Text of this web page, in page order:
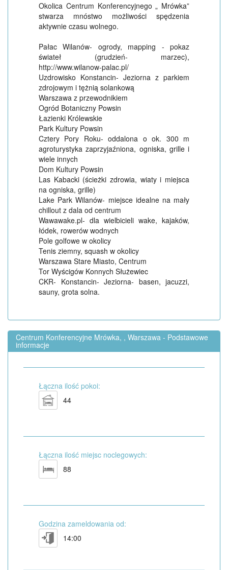
Okolica Centrum Konferencyjnego „ Mrówka”
stwarza mnóstwo możliwości spędzenia
aktywnie czasu wolnego.
Pałac Wilanów- ogrody, mapping - pokaz
świateł (grudzień- marzec),
http://www.wilanow-palac.pl/
Uzdrowisko Konstancin- Jeziorna z parkiem
zdrojowym i tężnią solankową
Warszawa z przewodnikiem
Ogród Botaniczny Powsin
Łazienki Królewskie
Park Kultury Powsin
Cztery Pory Roku- oddalona o ok. 300 m
agroturystyka zaprzyjaźniona, ogniska, grille i
wiele innych
Dom Kultury Powsin
Las Kabacki (ścieżki zdrowia, wiaty i miejsca
na ogniska, grille)
Lake Park Wilanów- miejsce idealne na mały
chillout z dala od centrum
Wawawake.pl- dla wielbicieli wake, kajaków,
łódek, rowerów wodnych
Pole golfowe w okolicy
Tenis ziemny, squash w okolicy
Warszawa Stare Miasto, Centrum
Tor Wyścigów Konnych Służewiec
CKR- Konstancin- Jeziorna- basen, jacuzzi,
sauny, grota solna.
Centrum Konferencyjne Mrówka, , Warszawa - Podstawowe
informacje
Łączna ilość pokoi:
44
Łączna ilość miejsc noclegowych:
88
Godzina zameldowania od:
14:00